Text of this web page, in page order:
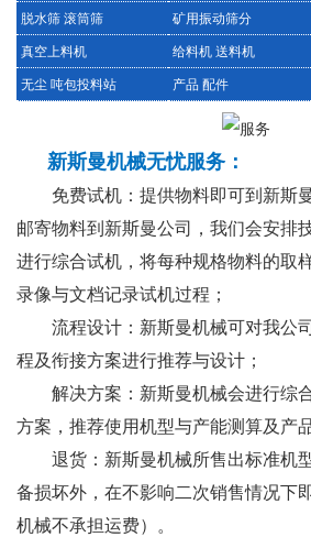
脱水筛 滚筒筛 矿用振动筛分
真空上料机 给料机 送料机
无尘 吨包投料站 产品 配件
新斯曼机械无忧服务：
免费试机：提供物料即可到新斯
邮寄物料到新斯曼公司，我们会安排
进行综合试机，将每种规格物料的取
录像与文档记录试机过程；
流程设计：新斯曼机械可对我公
程及衔接方案进行推荐与设计；
解决方案：新斯曼机械会进行综
方案，推荐使用机型与产能测算及产
退货：新斯曼机械所售出标准机
备损坏外，在不影响二次销售情况下
机械不承担运费）。